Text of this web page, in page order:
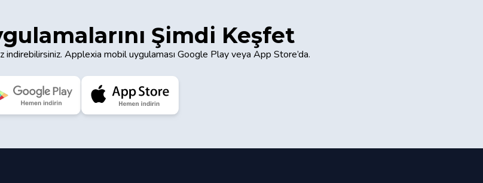
Şimdi Keşfet
indirebilirsiniz. Applexia mobil uygulaması Google Play veya App Store’da.